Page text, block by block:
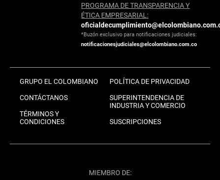
PROGRAMA DE TRANSPARENCIA Y
ÉTICA EMPRESARIAL:
*Buzón exclusivo para notificaciones judiciales:
notificacionesjudiciales@elcolombiano.com.co
GRUPO EL COLOMBIANO
CONTÁCTANOS
TÉRMINOS Y
CONDICIONES
POLÍTICA DE PRIVACIDAD
SUPERINTENDENCIA DE
INDUSTRIA Y COMERCIO
SUSCRIPCIONES
MIEMBRO DE: